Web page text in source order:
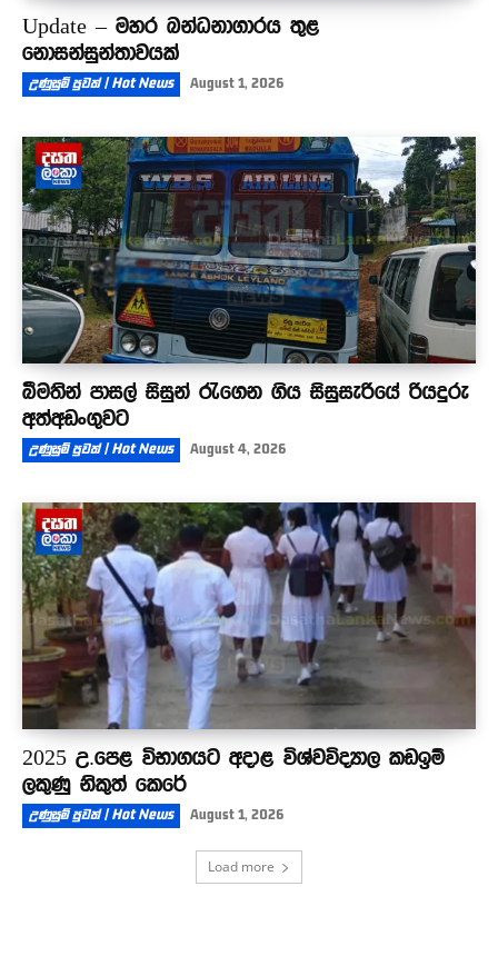
Update – මහර බන්ධනාගාරය තුළ
නොසන්සුන්තාවයක්
උණුසුම් පුවත් | Hot News August 1, 2026
බීමතින් පාසල් සිසුන් රැගෙන ගිය සිසුසැරියේ රියදුරු
අත්අඩංගුවට
උණුසුම් පුවත් | Hot News August 4, 2026
2025 උ.පෙළ විභාගයට අදාළ විශ්වවිද්‍යාල කඩඉම්
ලකුණු නිකුත් කෙරේ
උණුසුම් පුවත් | Hot News August 1, 2026
Load more